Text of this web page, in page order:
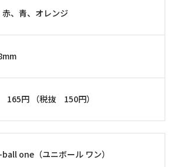
赤、青、オレンジ
165円 （税抜 150円）
one（ユニボール ワン）